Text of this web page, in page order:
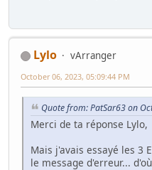
Lylo
vArranger
October 06, 2023, 05:09:44 PM
Quote from: PatSar63 on
Merci de ta réponse Lylo,
Mais j'avais essayé les 3
le message d'erreur...